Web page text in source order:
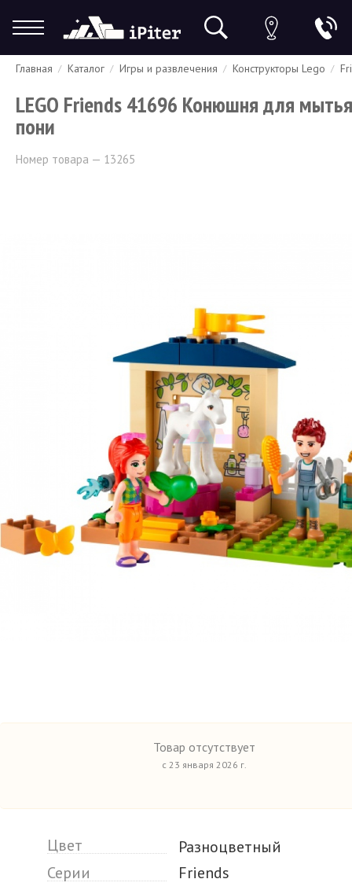
Гарантия Доставка и оплата Спецпредложения Скидки
Главная Каталог Игры и развлечения Конструкторы Lego
LEGO Friends 41696 Конюшня для мытья
пони
Номер товара — 13265
Товар отсутствует
с 23 января 2026 г.
Цвет
Разноцветный
Серии
Friends